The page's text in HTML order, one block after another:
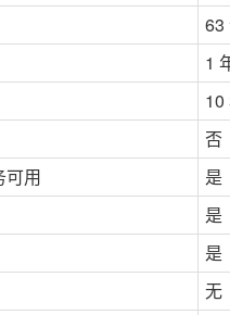
63
1
10
否
可用
是
是
是
无